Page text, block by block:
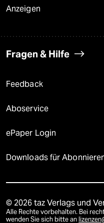
Anzeigen
Fragen & Hilfe
Feedback
Aboservice
ePaper Login
Downloads für
© 2026 taz Verlags und
Alle Rechte vorbehalten. Bei
wenden Sie sich bitte an